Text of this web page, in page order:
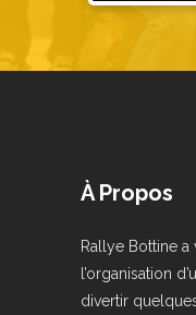
À Propos
Rallye Bottine
l’organisation
divertir